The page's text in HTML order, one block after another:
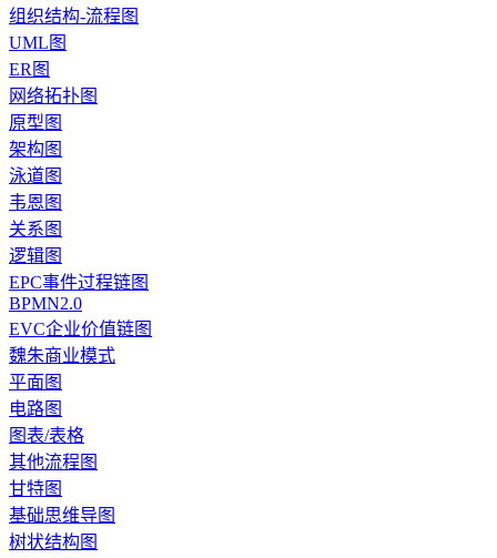
组织结构-流程图
UML图
ER图
网络拓扑图
原型图
架构图
泳道图
韦恩图
关系图
逻辑图
EPC事件过程链图
BPMN2.0
EVC企业价值链图
魏朱商业模式
平面图
电路图
图表/表格
其他流程图
甘特图
基础思维导图
树状结构图